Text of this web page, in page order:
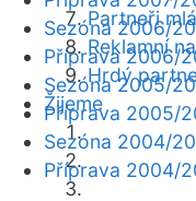
Partneři
Reklamní
Hrdý
Žijeme
Sezóna 2006/
Příprava 2006/
Sezóna 2005/
Příprava 2005/
Sezóna 2004/
Příprava 2004/